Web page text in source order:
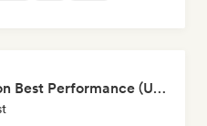
Sport Motivation Best Performance (Uniside Digital)